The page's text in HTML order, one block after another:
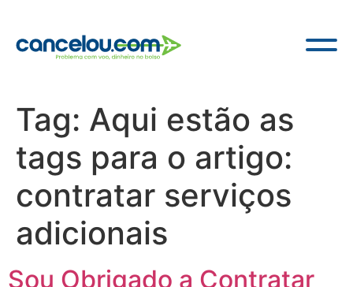
Tag: Aqui estão as
tags para o artigo:
contratar serviços
adicionais
Sou Obrigado a Contratar